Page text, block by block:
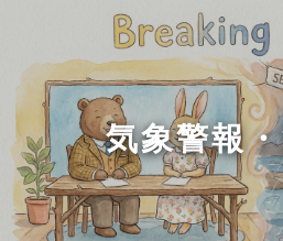
気象警報